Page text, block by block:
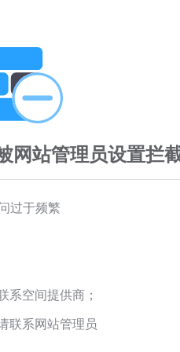
网站管理员设置拦
过于频繁
系空间提供商；
联系网站管理员